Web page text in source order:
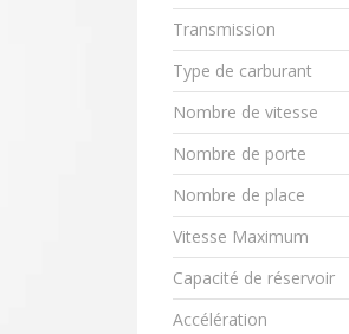
Transmission
Type de carburant
Nombre de vitesse
Nombre de porte
Nombre de place
Vitesse Maximum
Capacité de réservoir
Accélération